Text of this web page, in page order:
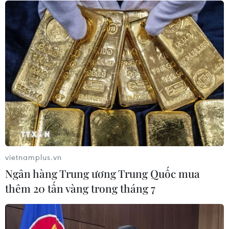
06/08/2026 08:36
Mở 1 cửa xả đáy hồ thủy điện Hòa
Bình vào 16 giờ ngày 6/8
06/08/2026 06:28
Quảng Trị: Mùa mưa lũ cận kề,
thường trực nỗi lo bờ sông 'nuốt' đất
Xem thêm
vietnamplus.vn
Ngân hàng Trung ương Trung Quốc mua
thêm 20 tấn vàng trong tháng 7